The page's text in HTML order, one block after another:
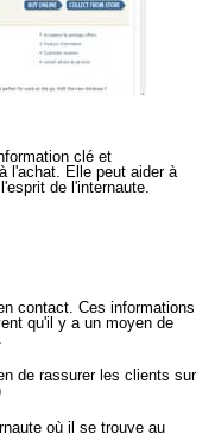
clé et
l'achat. Elle peut aider à
de l'internaute.
contact. Ces informations
qu'il y a un moyen de
de rassurer les clients sur
où il se trouve au